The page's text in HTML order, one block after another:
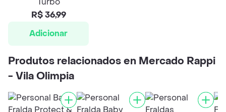
R$ 36,99
Adicionar
Produtos relacionados en Mercado Rappi
- Vila Olimpia